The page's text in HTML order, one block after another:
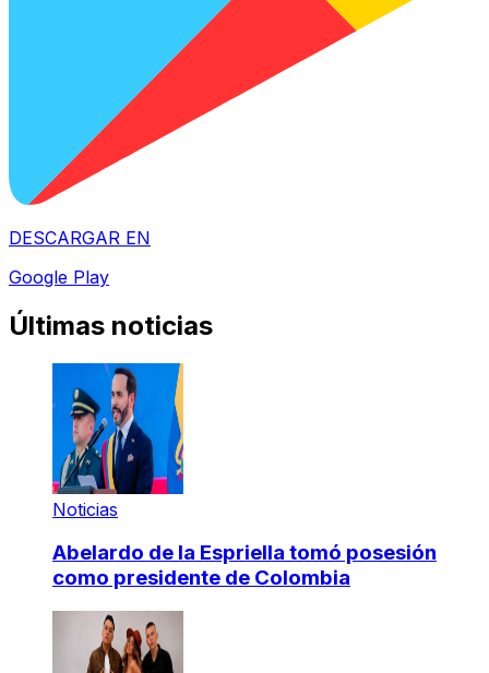
DESCARGAR EN
Google Play
Últimas noticias
Noticias
Abelardo de la Espriella tomó posesión
como presidente de Colombia